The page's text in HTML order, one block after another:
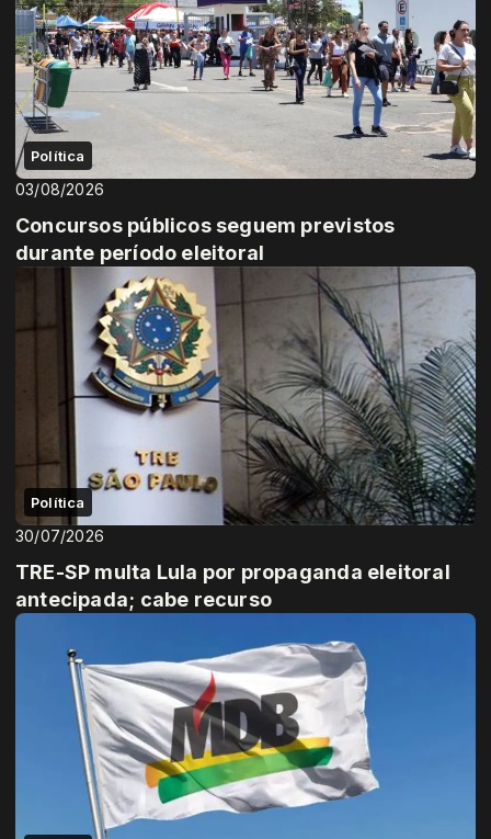
Política
03/08/2026
Concursos públicos seguem previstos
durante período eleitoral
Política
30/07/2026
TRE-SP multa Lula por propaganda eleitoral
antecipada; cabe recurso